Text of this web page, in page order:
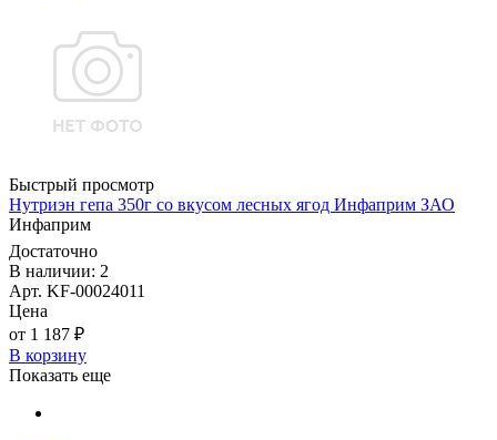
Быстрый просмотр
Нутриэн гепа 350г со вкусом лесных ягод Инфаприм ЗАО
Инфаприм
Достаточно
В наличии: 2
Арт. KF-00024011
Цена
от 1 187 ₽
В корзину
Показать еще